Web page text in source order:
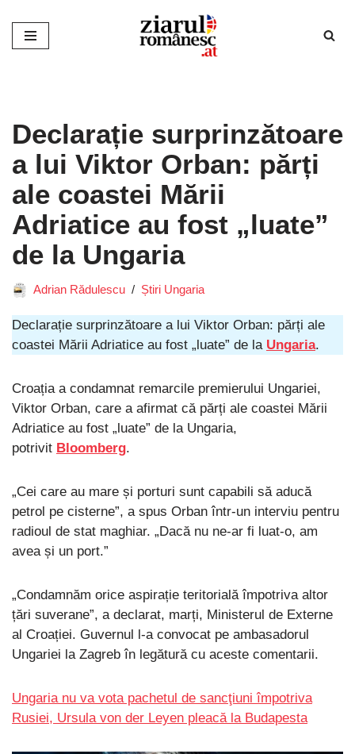
Sari
Declarație surprinzătoare
a lui Viktor Orban: părți
ale coastei Mării
Adriatice au fost „luate”
de la Ungaria
Adrian Rădulescu Știri Ungaria
Declarație surprinzătoare a lui Viktor Orban: părți ale
coastei Mării Adriatice au fost „luate” de la Ungaria.
Croația a condamnat remarcile premierului Ungariei,
Viktor Orban, care a afirmat că părți ale coastei Mării
Adriatice au fost „luate” de la Ungaria,
potrivit Bloomberg.
„Cei care au mare și porturi sunt capabili să aducă
petrol pe cisterne”, a spus Orban într-un interviu pentru
radioul de stat maghiar. „Dacă nu ne-ar fi luat-o, am
avea și un port.”
„Condamnăm orice aspirație teritorială împotriva altor
țări suverane”, a declarat, marți, Ministerul de Externe
al Croației. Guvernul l-a convocat pe ambasadorul
Ungariei la Zagreb în legătură cu aceste comentarii.
Ungaria nu va vota pachetul de sancţiuni împotriva
Rusiei, Ursula von der Leyen pleacă la Budapesta